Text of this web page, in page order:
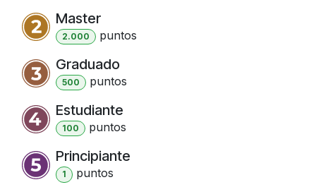
Master
2.000 puntos
Graduado
500 puntos
Estudiante
100 puntos
Principiante
1 puntos